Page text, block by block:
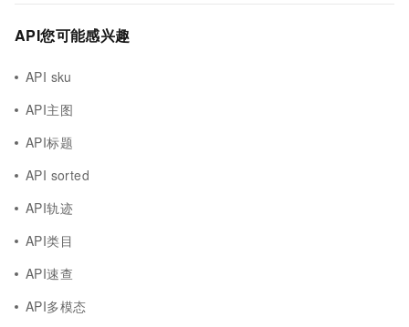
API您可能感兴趣
API sku
API主图
API标题
API sorted
API轨迹
API类目
API速查
API多模态